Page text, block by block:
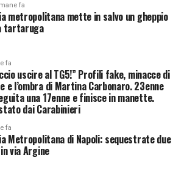
fa
metropolitana mette in salvo un gheppio
tartaruga
fa
uscire al TG5!” Profili fake, minacce di
e l’ombra di Martina Carbonaro. 23enne
una 17enne e finisce in manette.
dai Carabinieri
fa
Metropolitana di Napoli: sequestrate due
via Argine